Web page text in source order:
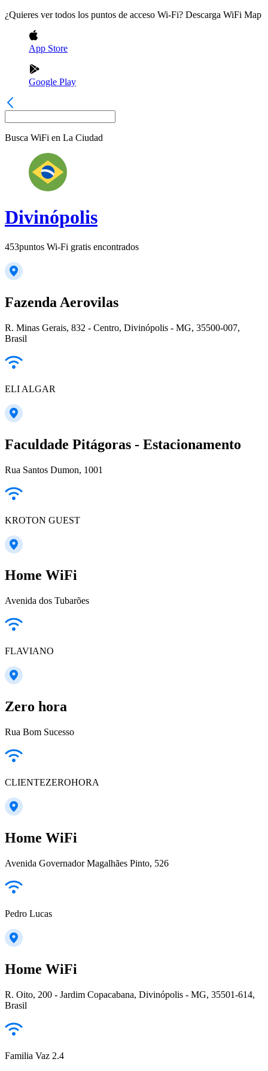
¿Quieres ver todos los puntos de acceso Wi-Fi? Descarga WiFi Map
App Store
Google Play
Busca WiFi en La Ciudad
Divinópolis
453puntos Wi-Fi gratis encontrados
Fazenda Aerovilas
R. Minas Gerais, 832 - Centro, Divinópolis - MG, 35500-007,
Brasil
ELI ALGAR
Faculdade Pitágoras - Estacionamento
Rua Santos Dumon, 1001
KROTON GUEST
Home WiFi
Avenida dos Tubarões
FLAVIANO
Zero hora
Rua Bom Sucesso
CLIENTEZEROHORA
Home WiFi
Avenida Governador Magalhães Pinto, 526
Pedro Lucas
Home WiFi
R. Oito, 200 - Jardim Copacabana, Divinópolis - MG, 35501-614,
Brasil
Familia Vaz 2.4